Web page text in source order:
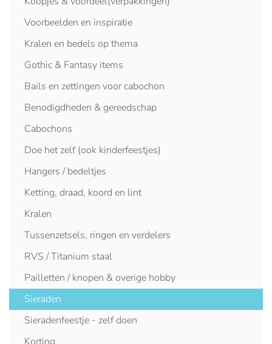
Voorbeelden en inspiratie
Kralen en bedels op thema
Gothic & Fantasy items
Bails en zettingen voor cabochon
Benodigdheden & gereedschap
Cabochons
Doe het zelf (ook kinderfeestjes)
Hangers / bedeltjes
Ketting, draad, koord en lint
Kralen
Tussenzetsels, ringen en verdelers
RVS / Titanium staal
Pailletten / knopen & overige hobby
Sieraden
Sieradenfeestje - zelf doen